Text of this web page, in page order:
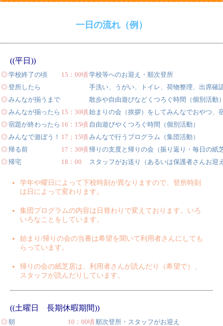
一日の流れ（例）
((平日))
◎学校終了の頃 15：00頃学校等へのお迎え・順次登所
◎登所したら
手洗い、うがい、トイレ、荷物整理、出席
◎みんなが揃うまで
散歩や自由遊びなどくつろぐ時間（個別活動
◎みんなが揃ったら 15：30頃始まりの会（挨拶）をしてみんなでおやつ、
◎宿題が終わったら 16：15頃 自由遊びやくつろぐ時間（個別活動）
◎みんなで遊ぼう！ 17；15頃みんなで行うプログラム（集団活動）
◎ 帰る前 17：30頃 帰りの支度と帰りの会（振り返り・毎日の紙
◎ 帰宅 18：00 スタッフがお送り（あるいは保護者さんお迎
学年や曜日によって下校時刻が異なりますので、登所時刻
は日によって変わります。
集団プログラムの内容は日替わりで変えております。いろ
いろなことをしています。
始まり/帰りの会の当番は希望を聞いて利用者さんにしても
らっています。
帰りの会の紙芝居は、利用者さんが読んだり（希望で）、
スタッフが読んだりしています。
((土曜日 長期休暇期間))
◎朝 10：00頃 順次登所・スタッフがお迎え